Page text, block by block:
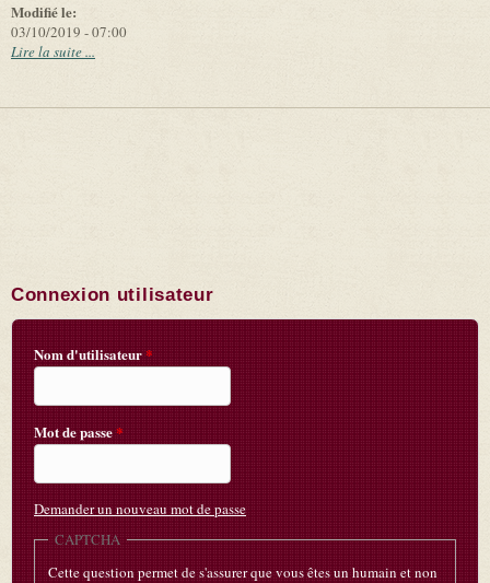
Modifié le:
03/10/2019 - 07:00
Lire la suite ...
Connexion utilisateur
Nom d'utilisateur*
Mot de passe*
Demander un nouveau mot de passe
CAPTCHA
Cette question permet de s'assurer que vous êtes un humain et non